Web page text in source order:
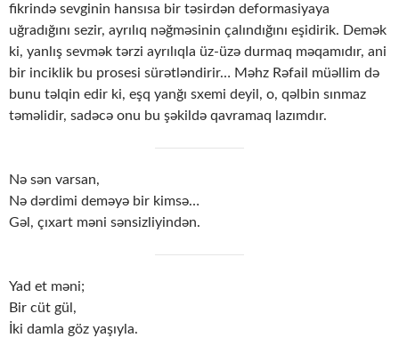
fikrində sevginin hansısa bir təsirdən deformasiyaya
uğradığını sezir, ayrılıq nəğməsinin çalındığını eşidirik. Demək
ki, yanlış sevmək tərzi ayrılıqla üz-üzə durmaq məqamıdır, ani
bir inciklik bu prosesi sürətləndirir… Məhz Rəfail müəllim də
bunu təlqin edir ki, eşq yanğı sxemi deyil, o, qəlbin sınmaz
təməlidir, sadəcə onu bu şəkildə qavramaq lazımdır.
Nə sən varsan,
Nə dərdimi deməyə bir kimsə…
Gəl, çıxart məni sənsizliyindən.
Yad et məni;
Bir cüt gül,
İki damla göz yaşıyla.